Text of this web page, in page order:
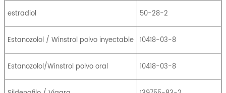
estradiol 50-28-2
Estanozolol / Winstrol polvo inyectable 10418-03-8
Estanozolol/Winstrol polvo oral 10418-03-8